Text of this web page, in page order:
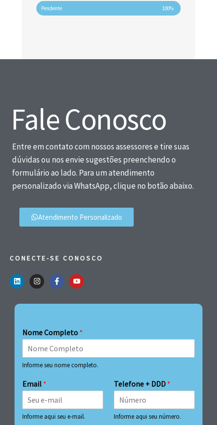
Pendente 100%
Fale Conosco
Entre em contato com nossos assessores e tire suas
dúvidas ou nos envie sugestões preenchendo o
formulário ao lado. Para um atendimento
personalizado via WhatsApp, clique no botão abaixo.
Atendimento Personalizado
CONECTE-SE CONOSCO
Nome Completo *
Informe seu nome completo.
Email *
Informe aqui seu e-mail.
Telefone + DDD *
Informe aqui seu número.